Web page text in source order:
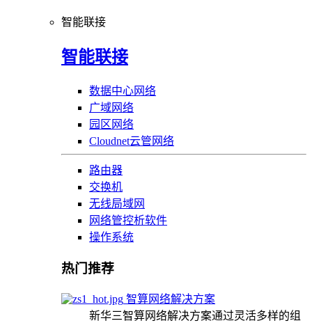
智能联接
智能联接
数据中心网络
广域网络
园区网络
Cloudnet云管网络
路由器
交换机
无线局域网
网络管控析软件
操作系统
热门推荐
智算网络解决方案
新华三智算网络解决方案通过灵活多样的组